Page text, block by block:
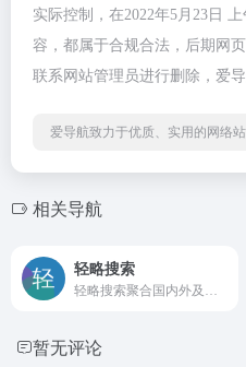
实际控制，在2022年5月23日
容，都属于合规合法，后期网
联系网站管理员进行删除，爱
爱导航致力于优质、实用的网络
相关导航
轻略搜索
暂无评论